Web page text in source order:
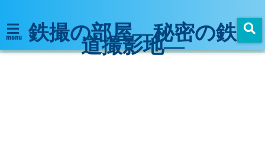
menu 鉄撮の部屋―秘密の鉄
道撮影地―